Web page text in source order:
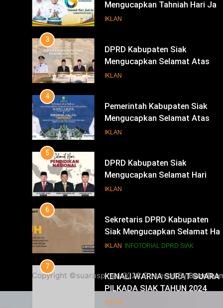
Mengucapkan Selamat Atas
Pengambilan Sumpah Jabatan
IKLAN
4
Pemerintah Kabupaten Siak
Mengucapkan Selamat Atas
Pengambilan Sumpah Jabatan
IKLAN
5
DPRD Kabupaten Siak
Mengucapkan Selamat Hari
Pendidikan Nasional
IKLAN
6
Sekretaris DPRD Kabupaten
Siak Mengucapkan Selamat Hari
Buruh
IKLAN
7
KENALI WARNA SURAT SUARA
PILKADA SIAK TAHUN 2024
IKLAN
8
Mari Sukseskan Pilkada
Serentak Tahun 2024
IKLAN
Copyright ©suaraspirasi 2026. Powered By